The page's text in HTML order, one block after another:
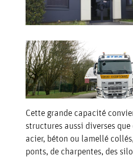
CARRIÈRES
CONTACT
Cette grande capacité
structures aussi diverses que
acier, béton ou lamellé
ponts, de charpentes, des